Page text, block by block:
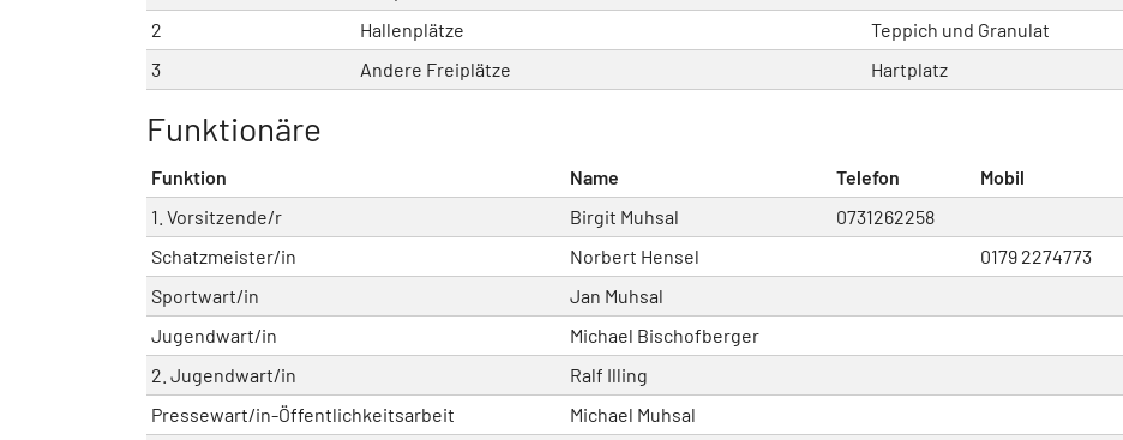
2
Hallenplätze
Teppich und Granulat
3
Andere Freiplätze Hartplatz
Funktionäre
Funktion Name Telefon Mobil
1. Vorsitzende/r
Birgit Muhsal 0731262258
Schatzmeister/in
Norbert Hensel
0179 2274773
Sportwart/in
Jan Muhsal
Jugendwart/in
Michael Bischofberger
2. Jugendwart/in
Ralf Illing
Pressewart/in-Öffentlichkeitsarbeit
Michael Muhsal